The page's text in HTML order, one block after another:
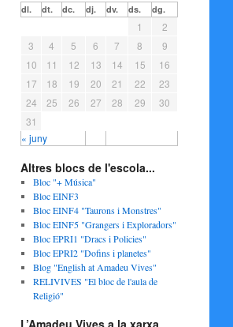
dl. dt. dc. dj. dv. ds. dg.
« juny
1
2
3
4 5 6 7 8
9
10
11 12 13 14 15
16
17
18 19 20 21 22
23
24
25 26 27 28 29
30
31
Altres blocs de l'escola...
Bloc "+ Música"
Bloc EINF3
Bloc EINF4 "Taurons i Monstres"
Bloc EINF5 "Grangers i Exploradors"
Bloc EPRI1 "Dracs i Policies"
Bloc EPRI2 "Dofins i planetes"
Blog "English at Amadeu Vives"
RELIVIVES "El bloc de l'aula de
Religió"
L’Amadeu Vives a la xarxa…